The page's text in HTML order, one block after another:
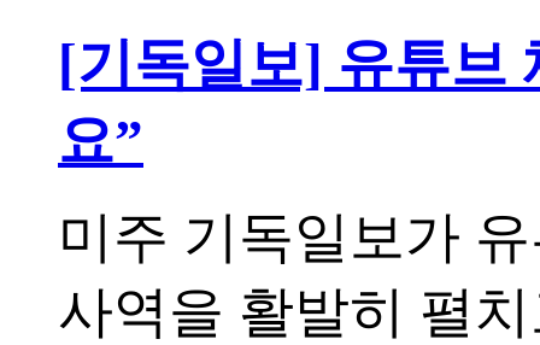
[기독일보] 유튜브
요”
미주 기독일보가
사역을 활발히 펼